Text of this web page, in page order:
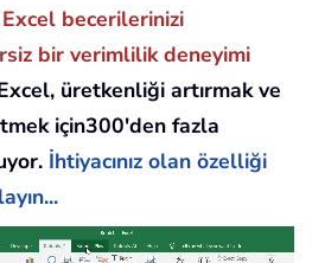
becerilerinizi
bir verimlilik deneyimi
üretkenliği artırmak ve
için300'den fazla
İhtiyacınız olan özelliği